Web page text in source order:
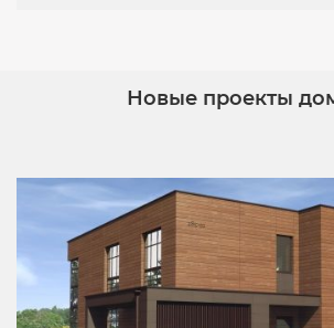
Новые проекты